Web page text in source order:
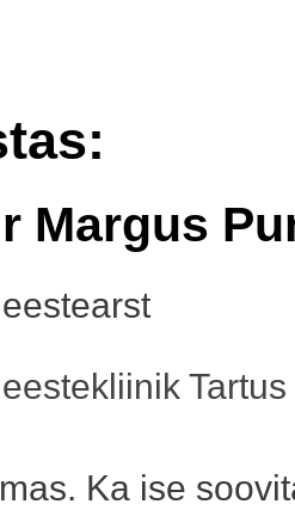
Margus
Ka ise